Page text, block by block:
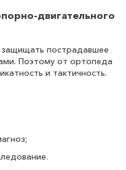
двигательного
защищать пострадавшее
Поэтому от ортопеда
и тактичность.